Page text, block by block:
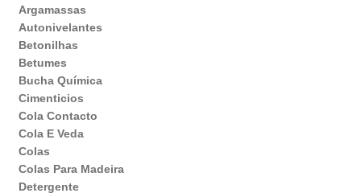
Argamassas
Autonivelantes
Betonilhas
Betumes
Bucha Química
Cimenticios
Cola Contacto
Cola E Veda
Colas
Colas Para Madeira
Detergente